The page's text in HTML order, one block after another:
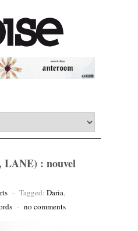
LANE) : nouvel
- Tagged: Daria,
- no comments